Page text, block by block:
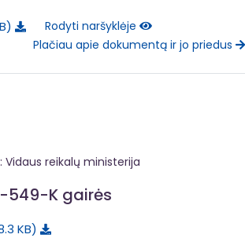
Rodyti naršyklėje
Plačiau apie dokumentą ir jo priedus
reikalų ministerija
549-K gairės
KB